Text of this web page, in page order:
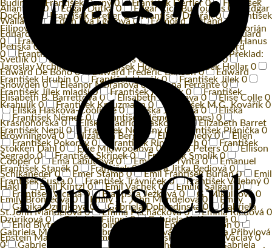
Allan Poe
0 Edgar Dutka0 Edgar Rice Burroughs0
Edgar
Wallace
Edith Eva Egerová0 Edmond Rostand0
Eduard Bass
Eduard
Petiška0
Eduard
Světlík0 Eduardas Mieželaitis0 Edvard Valenta0
Edward De Bono0 Edward Frederic Benson0
Edward
Snowden0 Eleanor Moranová0 Elena Ferrante0
Elisabeth B. Barrettová 0 Elisabeth Haichová0 Elise Colle 0
Eliška Hašková-Coolidge0 Eliška Junková0
Eliška
Krásnohorská0 Eliška Madrid Jirásková
Elizabeth Barret
Browningová0 Elizabeth Berg Elle Kennedy0
Ellen
Stokken Dahl 0 Ellie Midwoodová0 Ellis Peters0
Ellison
Cooper0 Ema Labudová0 Emanuel Frynta0
Emanuel
Schikaneder0 Emer Stamp0 Emil František Burian0
Emil
Hakl 0 Emil Kintzl0 Emil Vachek0 Emilio Salgari 0
Emily Brontëová 0 Emily St. John Mandelová 0
Emily
St.John Mandelová0 Emma Pecháčková0 Emma Riedová 0
Enid Blytonová
Eoin Colfer Ephraim Kishon0
Epstein Marek
Erasmus Rotterdamský Erben Václav0
Budín
František Černý0 František Derfler 0
František
Dočkal
František Drefler0 František Dvořák0
František
Filipovský
František Florián
0
František Fröhlich
František Hanus
0
František Hanus a další Režie: Přemysl Pražský st. Překlad:
Jaroslav Vrchlický
František Holar František Hollar 0
František Hrubín 0 František Husák0 František Jílek 0
František Jílek mladší0 František Kovářík0
František
Krahulík 0 František Kreuzmann0 František M.G. Kovářík 0
František Němec0 František Němec (Holmes) 0
František Nepil 0 František Novotný0 František Plánička 0
František Pokorný 0 František Ringo Čech 0
František
Segrado0 František Skřípek0 František Smolík0
František Staněk 0 František Staněk a Jitka Bediová 0
František Šusta0 František Trávníček0 František Velebný 0
František Vicena0 Františka Ježková 0 G. Mikulková0
Gabika Dzuríková0 Gabriela Dobrodinská0
Gabriela
Dzúriková 0 Gabriela Filippi0 Gabriela Kalfusová 0
Gabriela Míčová
Gabriela Mikulková
Gabriela Přibylová
0
Gabriela Vránová Gabriela Wilhelmová
Gabriela